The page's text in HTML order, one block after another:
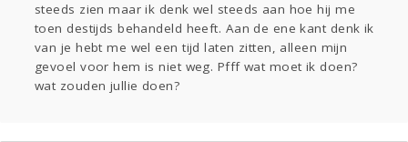
steeds zien maar ik denk wel steeds aan hoe hij me
toen destijds behandeld heeft. Aan de ene kant denk ik
van je hebt me wel een tijd laten zitten, alleen mijn
gevoel voor hem is niet weg. Pfff wat moet ik doen?
wat zouden jullie doen?